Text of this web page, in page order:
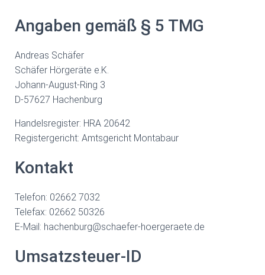
Angaben gemäß § 5 TMG
Andreas Schäfer
Schäfer Hörgeräte e.K.
Johann-August-Ring 3
D-57627 Hachenburg
Handelsregister: HRA 20642
Registergericht: Amtsgericht Montabaur
Kontakt
Telefon: 02662 7032
Telefax: 02662 50326
E-Mail: hachenburg@schaefer-hoergeraete.de
Umsatzsteuer-ID